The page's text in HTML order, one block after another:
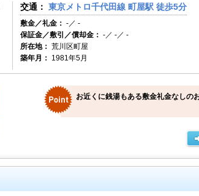
交通： 東京メトロ千代田線 町屋駅 徒歩5分
敷金／礼金： -／ -
保証金／敷引／償却金： -／ -／ -
所在地： 荒川区町屋
築年月： 1981年5月
お近くに銭湯もある敷金礼金なしの